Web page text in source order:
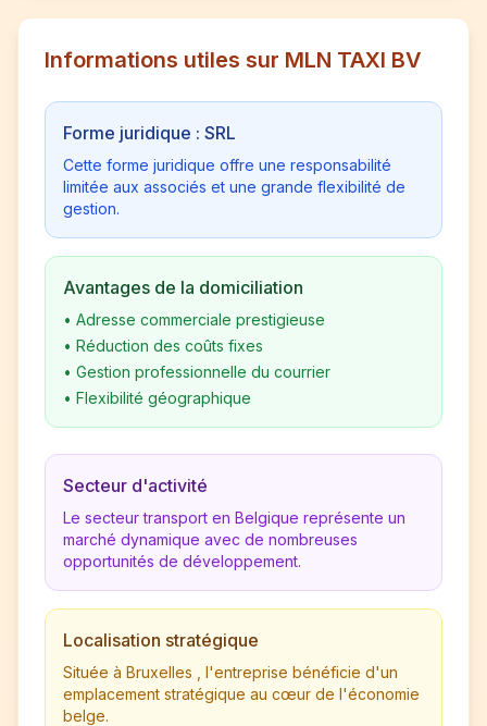
Informations utiles sur MLN TAXI BV
Forme juridique : SRL
Cette forme juridique offre une responsabilité
limitée aux associés et une grande flexibilité de
gestion.
Avantages de la domiciliation
• Adresse commerciale prestigieuse
• Réduction des coûts fixes
• Gestion professionnelle du courrier
• Flexibilité géographique
Secteur d'activité
Le secteur transport en Belgique représente un
marché dynamique avec de nombreuses
opportunités de développement.
Localisation stratégique
Située à Bruxelles , l'entreprise bénéficie d'un
emplacement stratégique au cœur de l'économie
belge.